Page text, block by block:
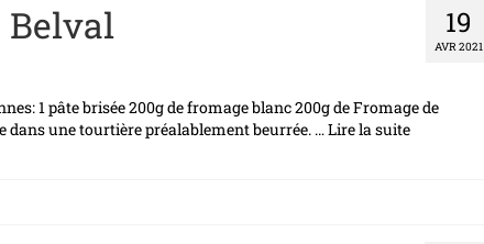
19
AVR 2021
Belval
1 pâte brisée 200g de fromage blanc 200g de Fromage de
dans une tourtière préalablement beurrée. …Lire la suite­­